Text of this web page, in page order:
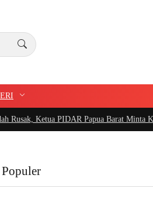
PIDAR Papua Barat Minta Kajati Papua